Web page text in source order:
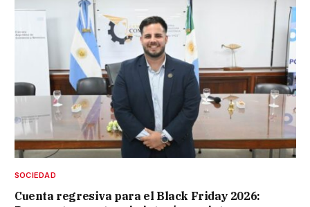
SOCIEDAD
Cuenta regresiva para el Black Friday 2026: